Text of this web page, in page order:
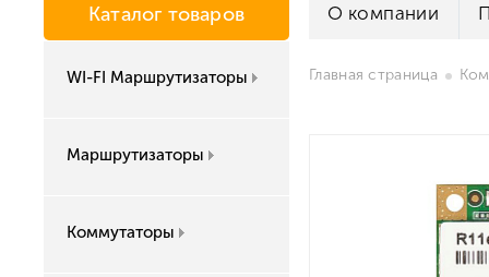
Каталог товаров
WI-FI Маршрутизаторы
Маршрутизаторы
Коммутаторы
О компании
Главная страница